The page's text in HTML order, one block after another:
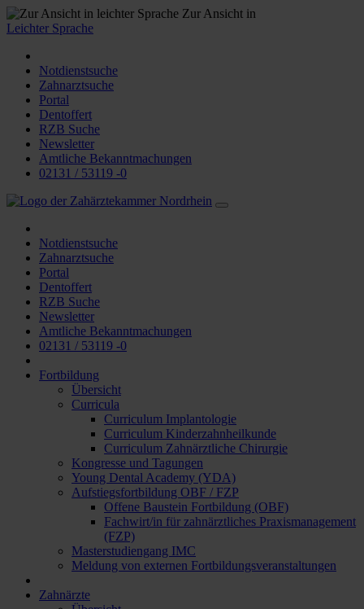
Zur Ansicht in
Leichter Sprache
Notdienstsuche
Zahnarztsuche
Portal
Dentoffert
RZB Suche
Newsletter
Amtliche Bekanntmachungen
02131 / 53119 -0
Notdienstsuche
Zahnarztsuche
Portal
Dentoffert
RZB Suche
Newsletter
Amtliche Bekanntmachungen
02131 / 53119 -0
Fortbildung
Übersicht
Curricula
Curriculum Implantologie
Curriculum Kinderzahnheilkunde
Curriculum Zahnärztliche Chirurgie
Kongresse und Tagungen
Young Dental Academy (YDA)
Aufstiegsfortbildung OBF / FZP
Offene Baustein Fortbildung (OBF)
Fachwirt/in für zahnärztliches Praxismanagement
(FZP)
Masterstudiengang IMC
Meldung von externen Fortbildungsveranstaltungen
Zahnärzte